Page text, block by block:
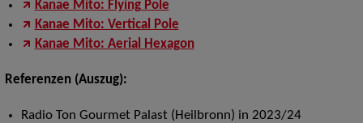
Kanae Mito: Flying Pole
Kanae Mito: Vertical Pole
Kanae Mito: Aerial Hexagon
Referenzen (Auszug):
Radio Ton Gourmet Palast (Heilbronn) in 2023/24